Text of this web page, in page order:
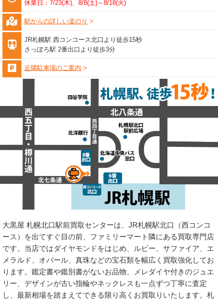
休業日：7/23(木)、8/8(土)～8/18(火)
駅からの詳しい道のり
JR札幌駅 西コンコース北口より徒歩15秒
さっぽろ駅 2番出口より徒歩3分
近隣駐車場のご案内
大黒屋 札幌北口駅前買取センターは、JR札幌駅北口（西コンコ
ース）を出てすぐ目の前、ファミリーマート隣にある買取専門店
です。当店ではダイヤモンドをはじめ、ルビー、サファイア、エ
メラルド、オパール、真珠などの宝石類を幅広く買取強化してお
ります。鑑定書や鑑別書がないお品物、メレダイヤ付きのジュエ
リー、デザインが古い指輪やネックレスも一点ずつ丁寧に査定
し、最新相場を踏まえてできる限り高くお買取りいたします。札